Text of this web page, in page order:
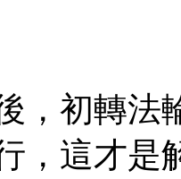
初轉法
，這才是